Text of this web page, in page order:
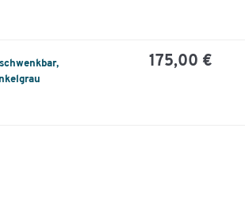
175,00 €